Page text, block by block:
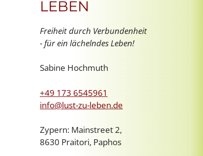
LEBEN
Freiheit durch Verbundenheit
- für ein lächelndes Leben!
Sabine Hochmuth
+49 173 6545961
info@lust-zu-leben.de
Zypern: Mainstreet 2,
8630 Praitori, Paphos